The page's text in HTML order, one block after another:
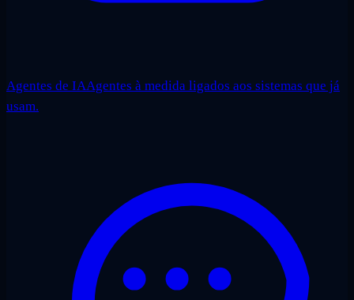
Agentes de IAAgentes à medida ligados aos sistemas que já
usam.